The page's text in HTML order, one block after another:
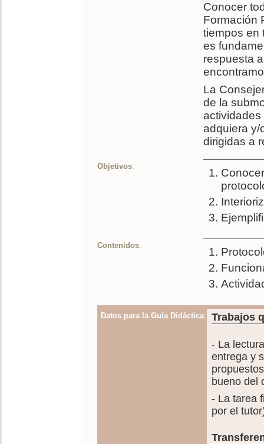
Conocer
Formación
tiempos en
es
respuesta
La
de la
actividades
adquiera y/
dirigidas a
Objetivos:
Contenidos:
Datos para la Guía Didáctica: Trabajos
- La
entrega y
bueno del
- La tarea
por el